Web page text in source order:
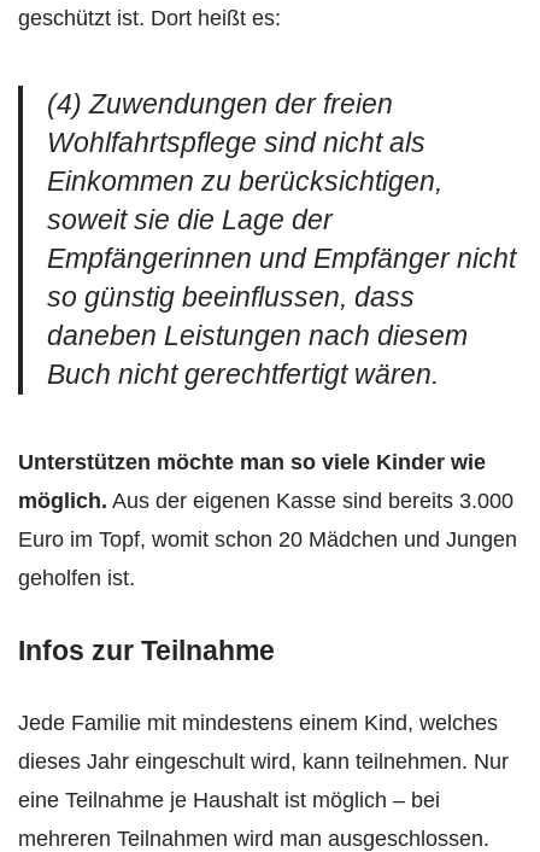
geschützt ist. Dort heißt es:
(4) Zuwendungen der freien
Wohlfahrtspflege sind nicht als
Einkommen zu berücksichtigen,
soweit sie die Lage der
Empfängerinnen und Empfänger nicht
so günstig beeinflussen, dass
daneben Leistungen nach diesem
Buch nicht gerechtfertigt wären.
Unterstützen möchte man so viele Kinder wie
möglich. Aus der eigenen Kasse sind bereits 3.000
Euro im Topf, womit schon 20 Mädchen und Jungen
geholfen ist.
Infos zur Teilnahme
Jede Familie mit mindestens einem Kind, welches
dieses Jahr eingeschult wird, kann teilnehmen. Nur
eine Teilnahme je Haushalt ist möglich – bei
mehreren Teilnahmen wird man ausgeschlossen.